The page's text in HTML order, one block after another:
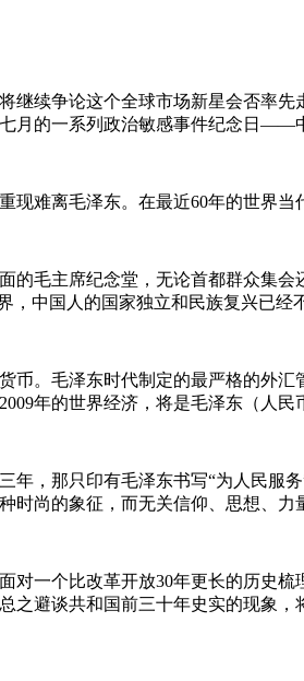
继续争论这个全球市场新星会否率
月的一系列政治敏感事件纪念日——
现难离毛泽东。在最近60年的世界当
毛主席纪念堂，无论首都群众集
中国人的国家独立和民族复兴已经
币。 毛泽东时代制定的最严格的外汇
2009年的世界经济，将是毛泽东（人民
那只印有毛泽东书写“为人民服
尚的象征，而无关信仰、思想、力
对一个比改革开放30年更长的历史梳
避谈共和国前三十年史实的现象，